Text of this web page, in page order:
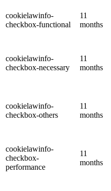
cookielawinfo-
checkbox-functional
11
months
cookielawinfo-
checkbox-necessary
11
months
cookielawinfo-
checkbox-others
11
months
cookielawinfo-
checkbox-
performance
11
months